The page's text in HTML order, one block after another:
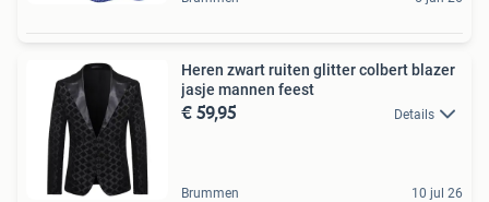
Heren zwart ruiten glitter colbert blazer
jasje mannen feest
€ 59,95 Details
Brummen 10 jul 26